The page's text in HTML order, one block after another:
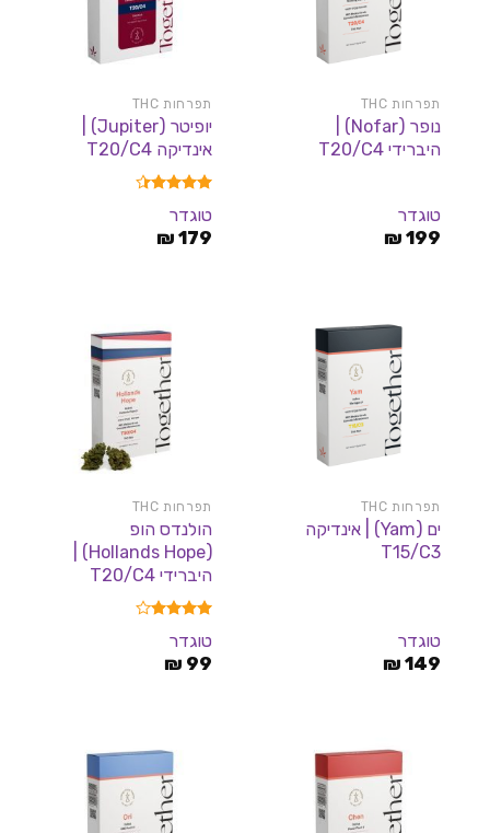
תפרחות THC
נופר (Nofar) |
היברידי T20/C4
טוגדר
199
₪
תפרחות THC
יופיטר (Jupiter) |
אינדיקה T20/C4
מתוך 5
טוגדר
179
₪
תפרחות THC
ים (Yam) | אינדיקה
T15/C3
טוגדר
149
₪
תפרחות THC
הולנדס הופ
(Hollands Hope) |
היברידי T20/C4
מתוך 5
טוגדר
99
₪